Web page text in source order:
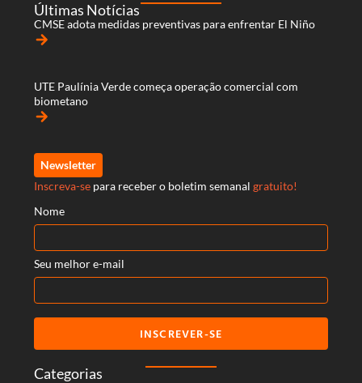
Categorias
Últimas Notícias
CMSE adota medidas preventivas para enfrentar El Niño
arrow_forward
UTE Paulínia Verde começa operação comercial com
biometano
arrow_forward
Newsletter
Inscreva-se para receber o boletim semanal gratuito!
Nome
Seu melhor e-mail
INSCREVER-SE